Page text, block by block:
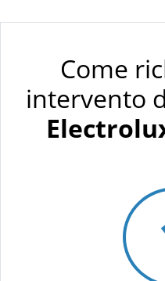
Come
intervento